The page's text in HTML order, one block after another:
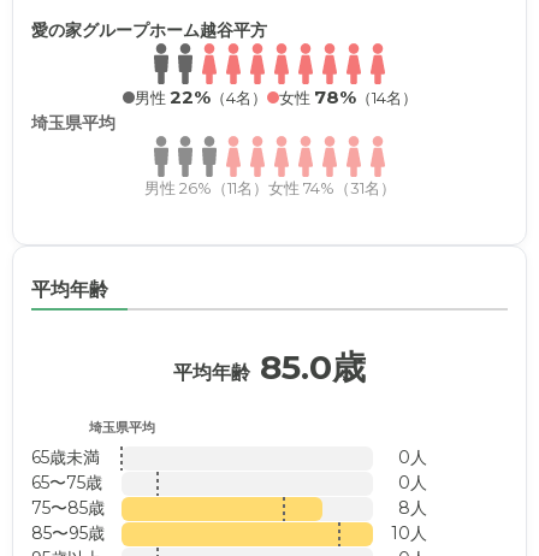
愛の家グループホーム越谷平方
男性 22%（4名） 女性 78%（14名）
埼玉県平均
男性 26%（11名） 女性 74%（31名）
平均年齢
平均年齢 85.0歳
埼玉県平均
65歳未満
0人
65〜75歳
0人
75〜85歳
8人
85〜95歳
10人